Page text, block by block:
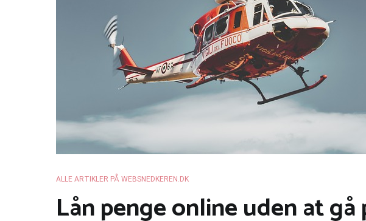
ALLE ARTIKLER PÅ WEBSNEDKEREN.DK
Lån penge online uden at